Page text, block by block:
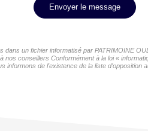
Envoyer le message
un fichier informatisé par PATRIMOINE
conseillers Conformément à la loi «
informons de l'existence de la liste